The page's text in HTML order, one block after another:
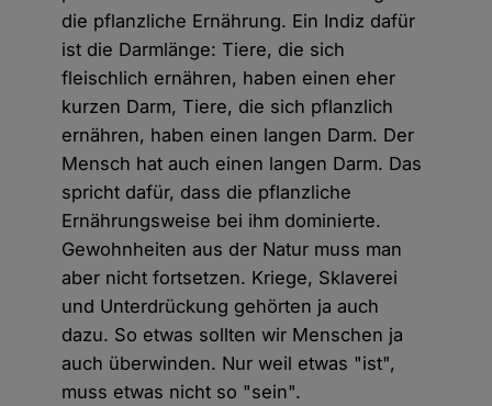
die pflanzliche Ernährung. Ein Indiz dafür
ist die Darmlänge: Tiere, die sich
fleischlich ernähren, haben einen eher
kurzen Darm, Tiere, die sich pflanzlich
ernähren, haben einen langen Darm. Der
Mensch hat auch einen langen Darm. Das
spricht dafür, dass die pflanzliche
Ernährungsweise bei ihm dominierte.
Gewohnheiten aus der Natur muss man
aber nicht fortsetzen. Kriege, Sklaverei
und Unterdrückung gehörten ja auch
dazu. So etwas sollten wir Menschen ja
auch überwinden. Nur weil etwas "ist",
muss etwas nicht so "sein".